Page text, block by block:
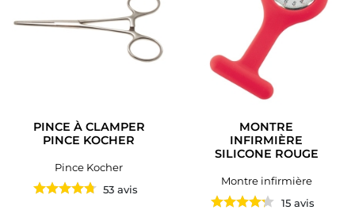
PINCE À CLAMPER
PINCE KOCHER
Pince Kocher
53 avis
MONTRE
INFIRMIÈRE
SILICONE ROUGE
Montre infirmière
15 avis